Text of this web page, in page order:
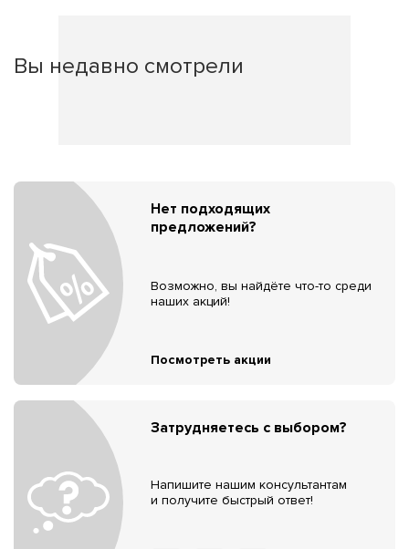
Вы недавно смотрели
Нет подходящих
предложений?
Возможно, вы найдёте что-то среди
наших акций!
Посмотреть акции
Затрудняетесь с выбором?
Напишите нашим консультантам
и получите быстрый ответ!